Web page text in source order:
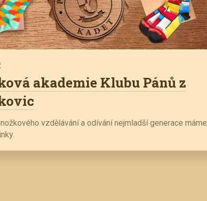
akademie Klubu Pánů z
vzdělávání a odívání nejmladší generace máme